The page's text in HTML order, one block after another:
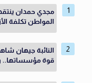
مجدي حمدان
المواطن تكلفة
النائبة جيهان
قوة مؤسساتها..